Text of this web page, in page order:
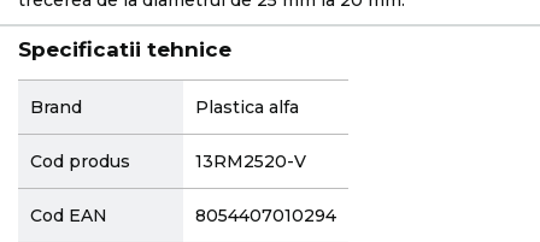
Specificatii tehnice
Brand Plastica alfa
Cod produs 13RM2520-V
Cod EAN 8054407010294